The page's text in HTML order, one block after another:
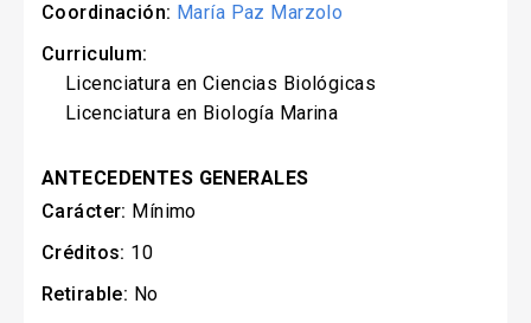
Coordinación: María Paz Marzolo
Curriculum:
Licenciatura en Ciencias Biológicas
Licenciatura en Biología Marina
ANTECEDENTES GENERALES
Carácter: Mínimo
Créditos: 10
Retirable: No